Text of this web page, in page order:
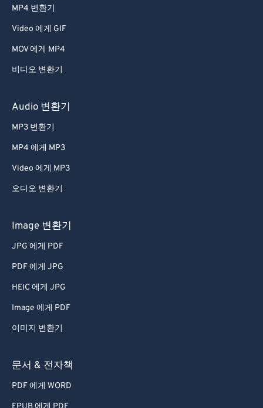
MP4 변환기
Video 에게 GIF
MOV 에게 MP4
비디오 변환기
Audio 변환기
MP3 변환기
MP4 에게 MP3
Video 에게 MP3
오디오 변환기
Image 변환기
JPG 에게 PDF
PDF 에게 JPG
HEIC 에게 JPG
Image 에게 PDF
이미지 변환기
문서 & 전자책
PDF 에게 WORD